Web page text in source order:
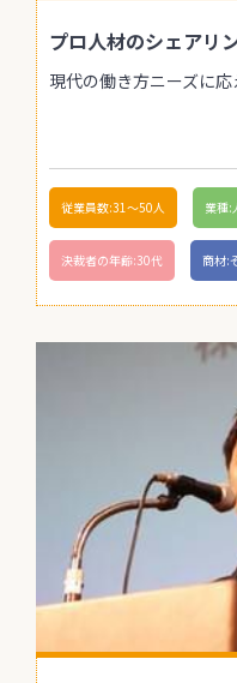
プロ人材のシェアリ
現代の働き方ニーズに応
従業員数:31〜50人 業種:
決裁者の年齢:30代 商材: